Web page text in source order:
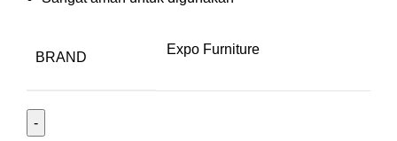
BRAND
Expo Furniture